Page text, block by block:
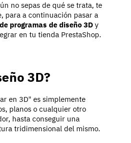
no sepas de qué se trata, te
para a continuación pasar a
programas de diseño 3D y
en tu tienda PrestaShop.
3D?
en 3D" es simplemente
planos o cualquier otro
hasta conseguir una
tridimensional del mismo.